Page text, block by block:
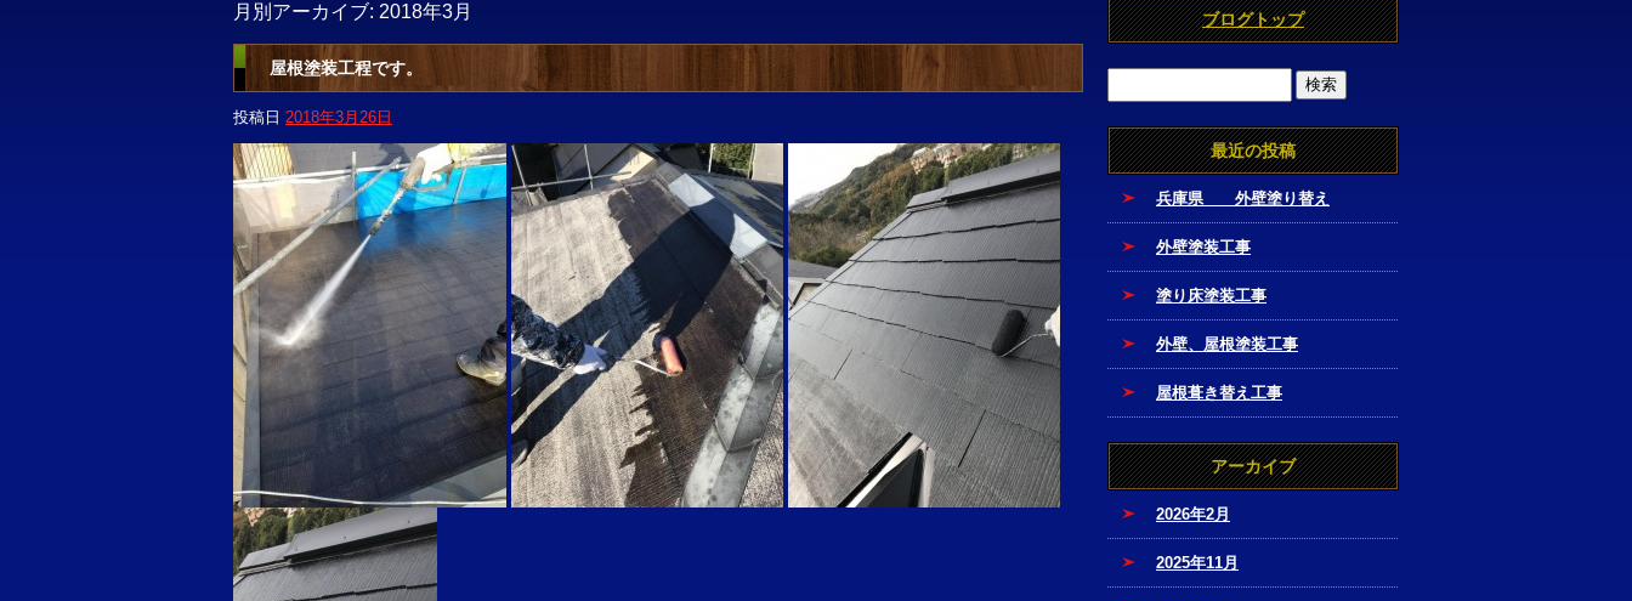
月別アーカイブ: 2018年3月
屋根塗装工程です。
投稿日 2018年3月26日
ブログトップ
最近の投稿
兵庫県 外壁塗り替え
外壁塗装工事
塗り床塗装工事
外壁、屋根塗装工事
屋根葺き替え工事
アーカイブ
2026年2月
2025年11月